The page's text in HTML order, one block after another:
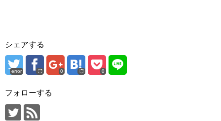
シェアする
error 0 0
フォローする